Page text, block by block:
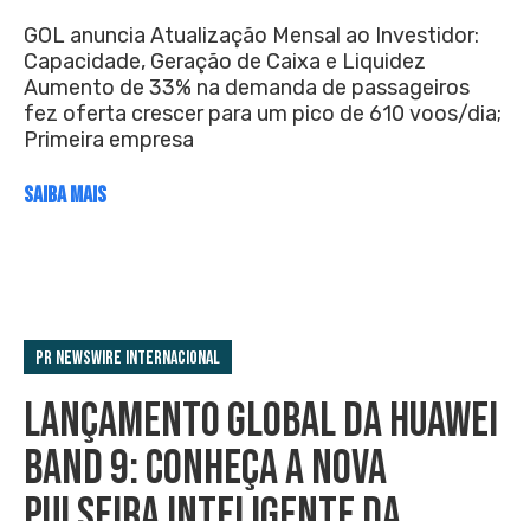
GOL anuncia Atualização Mensal ao Investidor:
Capacidade, Geração de Caixa e Liquidez
Aumento de 33% na demanda de passageiros
fez oferta crescer para um pico de 610 voos/dia;
Primeira empresa
SAIBA MAIS
PR Newswire Internacional
LANÇAMENTO GLOBAL DA HUAWEI
BAND 9: CONHEÇA A NOVA